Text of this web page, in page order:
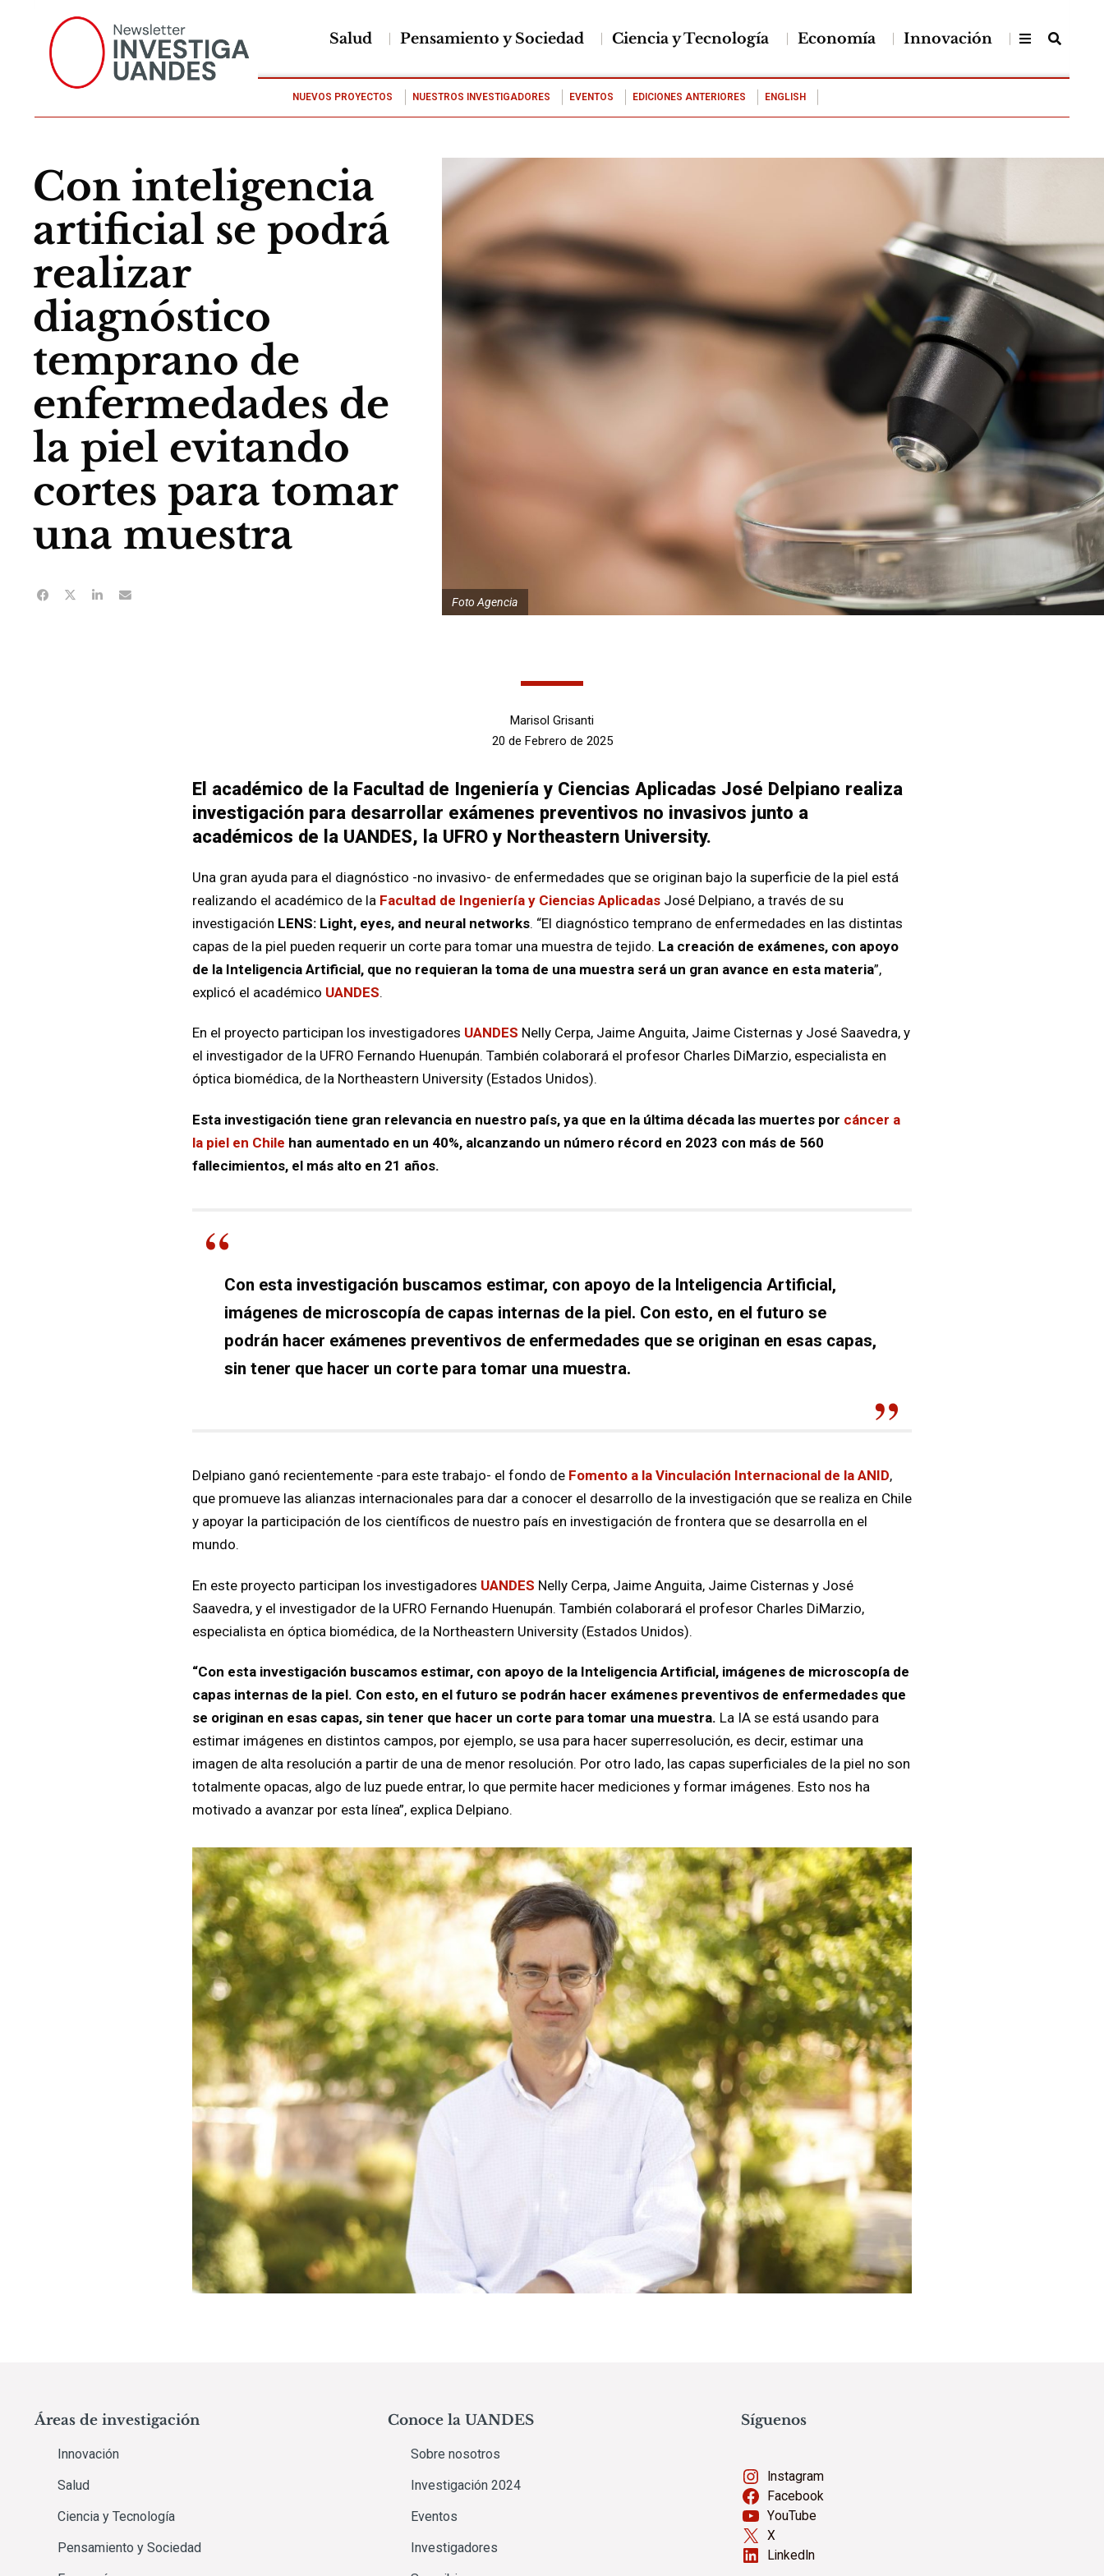
Salud Pensamiento y Sociedad Ciencia y Tecnología Economía Innovación
NUEVOS PROYECTOS NUESTROS INVESTIGADORES EVENTOS EDICIONES ANTERIORES ENGLISH
Con inteligencia
artificial se podrá
realizar
diagnóstico
temprano de
enfermedades de
la piel evitando
cortes para tomar
una muestra
Foto Agencia
Marisol Grisanti
20 de Febrero de 2025
El académico de la Facultad de Ingeniería y Ciencias Aplicadas José Delpiano realiza
investigación para desarrollar exámenes preventivos no invasivos junto a
académicos de la UANDES, la UFRO y Northeastern University.
Una gran ayuda para el diagnóstico -no invasivo- de enfermedades que se originan bajo la superficie de la piel está
realizando el académico de la Facultad de Ingeniería y Ciencias Aplicadas José Delpiano, a través de su
investigación LENS: Light, eyes, and neural networks. “El diagnóstico temprano de enfermedades en las distintas
capas de la piel pueden requerir un corte para tomar una muestra de tejido. La creación de exámenes, con apoyo
de la Inteligencia Artificial, que no requieran la toma de una muestra será un gran avance en esta materia”,
explicó el académico UANDES.
En el proyecto participan los investigadores UANDES Nelly Cerpa, Jaime Anguita, Jaime Cisternas y José Saavedra, y
el investigador de la UFRO Fernando Huenupán. También colaborará el profesor Charles DiMarzio, especialista en
óptica biomédica, de la Northeastern University (Estados Unidos).
Esta investigación tiene gran relevancia en nuestro país, ya que en la última década las muertes por cáncer a
la piel en Chile han aumentado en un 40%, alcanzando un número récord en 2023 con más de 560
fallecimientos, el más alto en 21 años.
Con esta investigación buscamos estimar, con apoyo de la Inteligencia Artificial,
imágenes de microscopía de capas internas de la piel. Con esto, en el futuro se
podrán hacer exámenes preventivos de enfermedades que se originan en esas capas,
sin tener que hacer un corte para tomar una muestra.
Delpiano ganó recientemente -para este trabajo- el fondo de Fomento a la Vinculación Internacional de la ANID,
que promueve las alianzas internacionales para dar a conocer el desarrollo de la investigación que se realiza en Chile
y apoyar la participación de los científicos de nuestro país en investigación de frontera que se desarrolla en el
mundo.
En este proyecto participan los investigadores UANDES Nelly Cerpa, Jaime Anguita, Jaime Cisternas y José
Saavedra, y el investigador de la UFRO Fernando Huenupán. También colaborará el profesor Charles DiMarzio,
especialista en óptica biomédica, de la Northeastern University (Estados Unidos).
“Con esta investigación buscamos estimar, con apoyo de la Inteligencia Artificial, imágenes de microscopía de
capas internas de la piel. Con esto, en el futuro se podrán hacer exámenes preventivos de enfermedades que
se originan en esas capas, sin tener que hacer un corte para tomar una muestra. La IA se está usando para
estimar imágenes en distintos campos, por ejemplo, se usa para hacer superresolución, es decir, estimar una
imagen de alta resolución a partir de una de menor resolución. Por otro lado, las capas superficiales de la piel no son
totalmente opacas, algo de luz puede entrar, lo que permite hacer mediciones y formar imágenes. Esto nos ha
motivado a avanzar por esta línea”, explica Delpiano.
Áreas de investigación
Innovación
Salud
Ciencia y Tecnología
Pensamiento y Sociedad
Conoce la UANDES
Sobre nosotros
Investigación 2024
Eventos
Investigadores
Síguenos
Instagram
Facebook
YouTube
X
LinkedIn